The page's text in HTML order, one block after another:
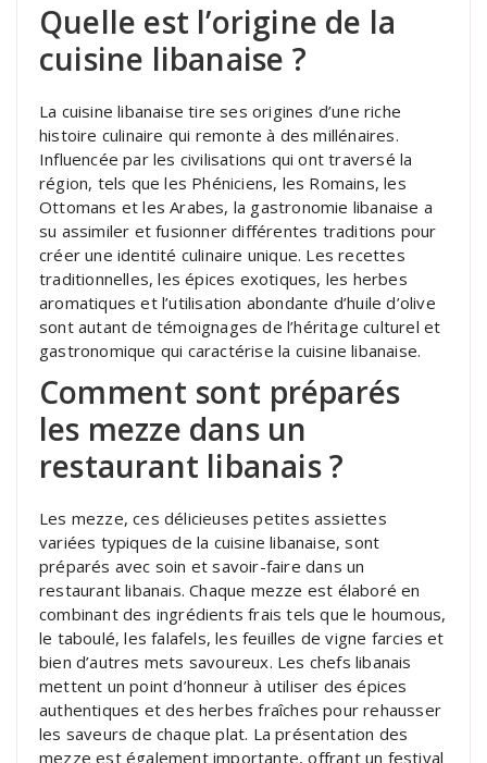
Quelle est l’origine de la
cuisine libanaise ?
La cuisine libanaise tire ses origines d’une riche
histoire culinaire qui remonte à des millénaires.
Influencée par les civilisations qui ont traversé la
région, tels que les Phéniciens, les Romains, les
Ottomans et les Arabes, la gastronomie libanaise a
su assimiler et fusionner différentes traditions pour
créer une identité culinaire unique. Les recettes
traditionnelles, les épices exotiques, les herbes
aromatiques et l’utilisation abondante d’huile d’olive
sont autant de témoignages de l’héritage culturel et
gastronomique qui caractérise la cuisine libanaise.
Comment sont préparés
les mezze dans un
restaurant libanais ?
Les mezze, ces délicieuses petites assiettes
variées typiques de la cuisine libanaise, sont
préparés avec soin et savoir-faire dans un
restaurant libanais. Chaque mezze est élaboré en
combinant des ingrédients frais tels que le houmous,
le taboulé, les falafels, les feuilles de vigne farcies et
bien d’autres mets savoureux. Les chefs libanais
mettent un point d’honneur à utiliser des épices
authentiques et des herbes fraîches pour rehausser
les saveurs de chaque plat. La présentation des
mezze est également importante, offrant un festival